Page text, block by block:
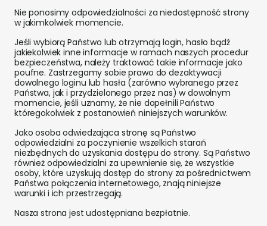
Nie ponosimy odpowiedzialności za niedostępność strony
w jakimkolwiek momencie.
Jeśli wybiorą Państwo lub otrzymają login, hasło bądź
jakiekolwiek inne informacje w ramach naszych procedur
bezpieczeństwa, należy traktować takie informacje jako
poufne. Zastrzegamy sobie prawo do dezaktywacji
dowolnego loginu lub hasła (zarówno wybranego przez
Państwa, jak i przydzielonego przez nas) w dowolnym
momencie, jeśli uznamy, że nie dopełnili Państwo
któregokolwiek z postanowień niniejszych warunków.
Jako osoba odwiedzająca stronę są Państwo
odpowiedzialni za poczynienie wszelkich starań
niezbędnych do uzyskania dostępu do strony. Są Państwo
również odpowiedzialni za upewnienie się, że wszystkie
osoby, które uzyskują dostęp do strony za pośrednictwem
Państwa połączenia internetowego, znają niniejsze
warunki i ich przestrzegają.
Nasza strona jest udostępniana bezpłatnie.